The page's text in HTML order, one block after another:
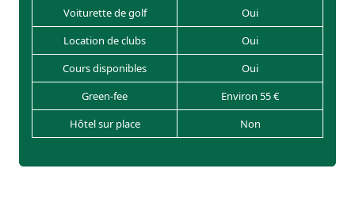
Voiturette de golf
Oui
Location de clubs
Oui
Cours disponibles
Oui
Green-fee
Environ 55 €
Hôtel sur place
Non